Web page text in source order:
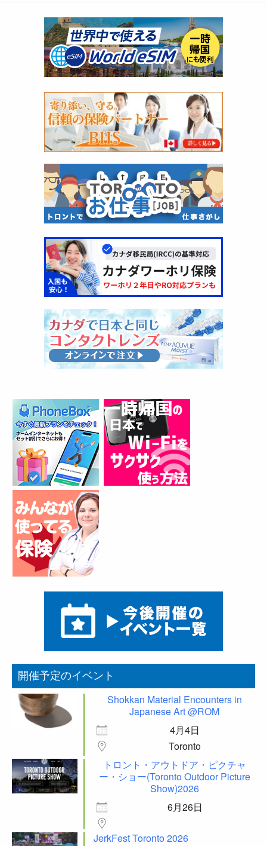
開催予定のイベント
Shokkan Material Encounters in
Japanese Art @ROM
4月4日
Toronto
トロント・アウトドア・ピクチャ
ー・ショー(Toronto Outdoor Picture
Show)2026
6月26日
JerkFest Toronto 2026